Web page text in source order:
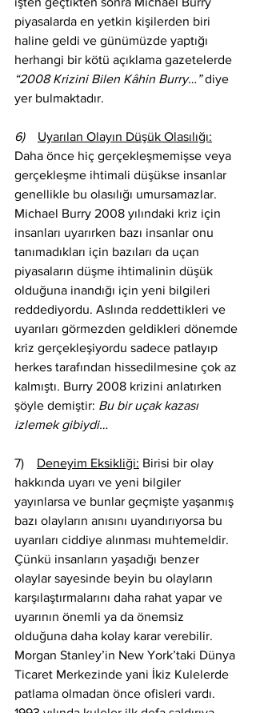
piyasalarda en yetkin kişilerden biri
haline geldi ve günümüzde yaptığı
herhangi bir kötü açıklama gazetelerde
“2008 Krizini Bilen Kâhin Burry…” diye
yer bulmaktadır.
6) Uyarılan Olayın Düşük Olasılığı:
Daha önce hiç gerçekleşmemişse veya
gerçekleşme ihtimali düşükse insanlar
genellikle bu olasılığı umursamazlar.
Michael Burry 2008 yılındaki kriz için
insanları uyarırken bazı insanlar onu
tanımadıkları için bazıları da uçan
piyasaların düşme ihtimalinin düşük
olduğuna inandığı için yeni bilgileri
reddediyordu. Aslında reddettikleri ve
uyarıları görmezden geldikleri dönemde
kriz gerçekleşiyordu sadece patlayıp
herkes tarafından hissedilmesine çok az
kalmıştı. Burry 2008 krizini anlatırken
şöyle demiştir: Bu bir uçak kazası
izlemek gibiydi…
7) Deneyim Eksikliği: Birisi bir olay
hakkında uyarı ve yeni bilgiler
yayınlarsa ve bunlar geçmişte yaşanmış
bazı olayların anısını uyandırıyorsa bu
uyarıları ciddiye alınması muhtemeldir.
Çünkü insanların yaşadığı benzer
olaylar sayesinde beyin bu olayların
karşılaştırmalarını daha rahat yapar ve
uyarının önemli ya da önemsiz
olduğuna daha kolay karar verebilir.
Morgan Stanley’in New York’taki Dünya
Ticaret Merkezinde yani İkiz Kulelerde
patlama olmadan önce ofisleri vardı.